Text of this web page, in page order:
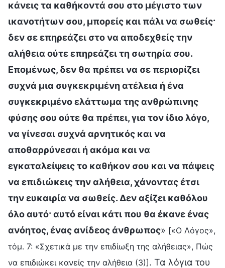
κάνεις τα καθήκοντά σου στο μέγιστο των
ικανοτήτων σου, μπορείς και πάλι να σωθείς·
δεν σε επηρεάζει στο να αποδεχθείς την
αλήθεια ούτε επηρεάζει τη σωτηρία σου.
Επομένως, δεν θα πρέπει να σε περιορίζει
συχνά μια συγκεκριμένη ατέλεια ή ένα
συγκεκριμένο ελάττωμα της ανθρώπινης
φύσης σου ούτε θα πρέπει, για τον ίδιο λόγο,
να γίνεσαι συχνά αρνητικός και να
αποθαρρύνεσαι ή ακόμα και να
εγκαταλείψεις το καθήκον σου και να πάψεις
να επιδιώκεις την αλήθεια, χάνοντας έτσι
την ευκαιρία να σωθείς. Δεν αξίζει καθόλου
όλο αυτό· αυτό είναι κάτι που θα έκανε ένας
ανόητος, ένας ανίδεος άνθρωπος» [«Ο Λόγος»,
τόμ. 7: «Σχετικά με την επιδίωξη της αλήθειας», Πώς
να επιδιώκει κανείς την αλήθεια (3)]. Τα λόγια του